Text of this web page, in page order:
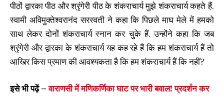
पीठों द्वारका पीठ और श्रृंगेरी पीठ के शंकराचार्य मुझे शंकराचार्य कहते हैं.
स्वामी अविमुक्तेश्वरानंद सरस्वती ने कहा कि पिछले माघ मेले में हमको
साथ लेकर दोनों शंकराचार्य स्नान कर चुके हैं. उन्होंने कहा कि जब
श्रृंगेरी और द्वारका के शंकराचार्य यह कह रहे हैं कि हम शंकराचार्य हैं तो
आखिर किस प्रमाण की आवश्यकता है कि हम शंकराचार्य हैं कि नहीं?
इसे भी पढ़ें –वाराणसी में मणिकर्णिका घाट पर भारी बवाल! प्रदर्शन कर